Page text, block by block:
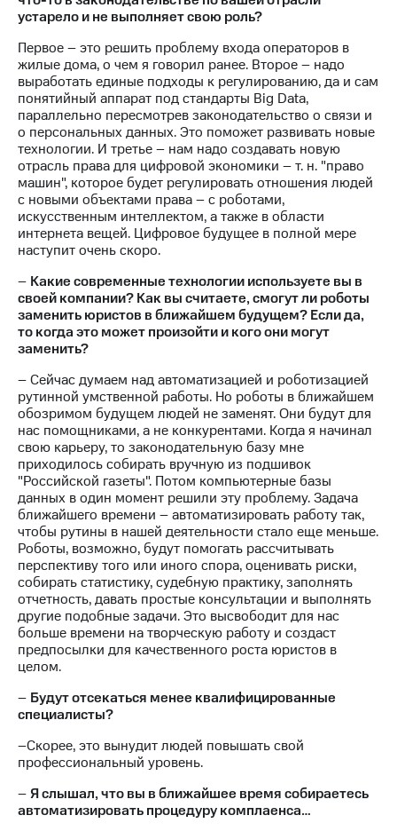
устарело и не выполняет свою роль?
Первое – это решить проблему входа операторов в
жилые дома, о чем я говорил ранее. Второе – надо
выработать единые подходы к регулированию, да и сам
понятийный аппарат под стандарты Big Data,
параллельно пересмотрев законодательство о связи и
о персональных данных. Это поможет развивать новые
технологии. И третье – нам надо создавать новую
отрасль права для цифровой экономики – т. н. "право
машин", которое будет регулировать отношения людей
с новыми объектами права – с роботами,
искусственным интеллектом, а также в области
интернета вещей. Цифровое будущее в полной мере
наступит очень скоро.
– Какие современные технологии используете вы в
своей компании? Как вы считаете, смогут ли роботы
заменить юристов в ближайшем будущем? Если да,
то когда это может произойти и кого они могут
заменить?
– Сейчас думаем над автоматизацией и роботизацией
рутинной умственной работы. Но роботы в ближайшем
обозримом будущем людей не заменят. Они будут для
нас помощниками, а не конкурентами. Когда я начинал
свою карьеру, то законодательную базу мне
приходилось собирать вручную из подшивок
"Российской газеты". Потом компьютерные базы
данных в один момент решили эту проблему. Задача
ближайшего времени – автоматизировать работу так,
чтобы рутины в нашей деятельности стало еще меньше.
Роботы, возможно, будут помогать рассчитывать
перспективу того или иного спора, оценивать риски,
собирать статистику, судебную практику, заполнять
отчетность, давать простые консультации и выполнять
другие подобные задачи. Это высвободит для нас
больше времени на творческую работу и создаст
предпосылки для качественного роста юристов в
целом.
– Будут отсекаться менее квалифицированные
специалисты?
–Скорее, это вынудит людей повышать свой
профессиональный уровень.
–Я слышал, что вы в ближайшее время собираетесь
автоматизировать процедуру комплаенса…